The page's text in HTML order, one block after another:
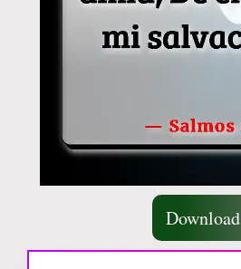
Download